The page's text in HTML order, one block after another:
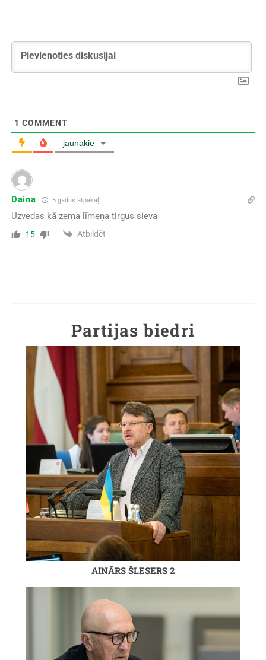
1 COMMENT
jaunākie
Daina 5 gadus atpakaļ
Uzvedas kā zema līmeņa tirgus sieva
15 Atbildēt
Partijas biedri
AINĀRS ŠLESERS 2